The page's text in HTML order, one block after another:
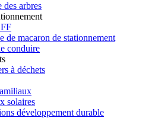
des arbres
de macaron de stationnement
conduire
à déchets
solaires
développement durable